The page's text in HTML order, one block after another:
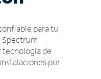
para tu
Spectrum
tecnología de
por